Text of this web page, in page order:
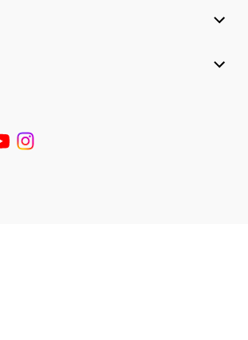
YouTube